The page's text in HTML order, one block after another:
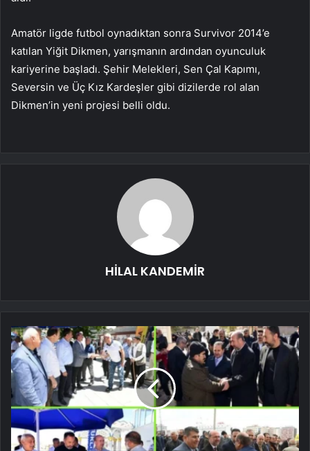
Amatör ligde futbol oynadıktan sonra Survivor 2014’e
katılan Yiğit Dikmen, yarışmanın ardından oyunculuk
kariyerine başladı. Şehir Melekleri, Sen Çal Kapımı,
Seversin ve Üç Kız Kardeşler gibi dizilerde rol alan
Dikmen’in yeni projesi belli oldu.
HİLAL KANDEMİR